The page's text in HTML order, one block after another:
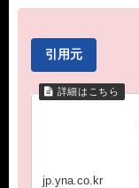
引用元
jp.yna.co.kr